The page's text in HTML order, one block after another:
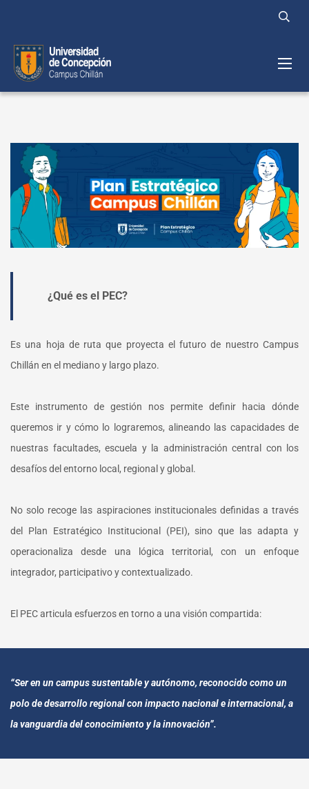
¿Qué es el PEC?
Es una hoja de ruta que proyecta el futuro de nuestro Campus
Chillán en el mediano y largo plazo.
Este instrumento de gestión nos permite definir hacia dónde
queremos ir y cómo lo lograremos, alineando las capacidades de
nuestras facultades, escuela y la administración central con los
desafíos del entorno local, regional y global.
No solo recoge las aspiraciones institucionales definidas a través
del Plan Estratégico Institucional (PEI), sino que las adapta y
operacionaliza desde una lógica territorial, con un enfoque
integrador, participativo y contextualizado.
El PEC articula esfuerzos en torno a una visión compartida:
“Ser en un campus sustentable y autónomo, reconocido como un
polo de desarrollo regional con impacto nacional e internacional, a
la vanguardia del conocimiento y la innovación”.